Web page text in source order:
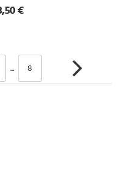
€
... 8